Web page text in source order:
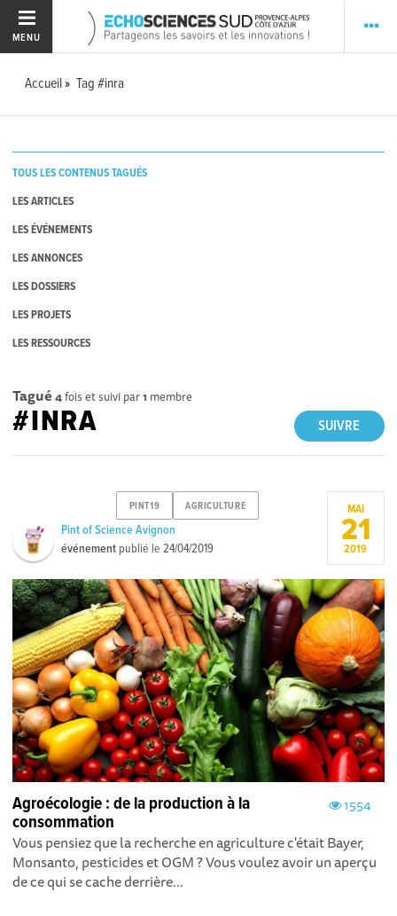
MENU
Accueil Tag #inra
TOUS LES CONTENUS TAGUÉS
LES ARTICLES
LES ÉVÉNEMENTS
LES ANNONCES
LES DOSSIERS
LES PROJETS
LES RESSOURCES
Tagué 4fois et suivi par1 membre
SUIVRE
#INRA
PINT19 AGRICULTURE
Pint of Science Avignon
événement publié le24/04/2019
MAI
21
2019
1554
Agroécologie : de la production à la
consommation
Vous pensiez que la recherche en agriculture c'était Bayer,
Monsanto, pesticides et OGM ? Vous voulez avoir un aperçu
de ce qui se cache derrière...